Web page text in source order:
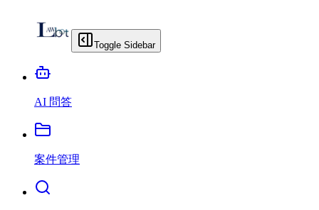
Toggle Sidebar
AI 問答
案件管理